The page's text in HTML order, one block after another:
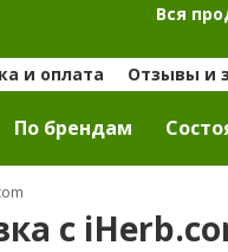
Вся
и оплата Отзывы и
По брендам
с